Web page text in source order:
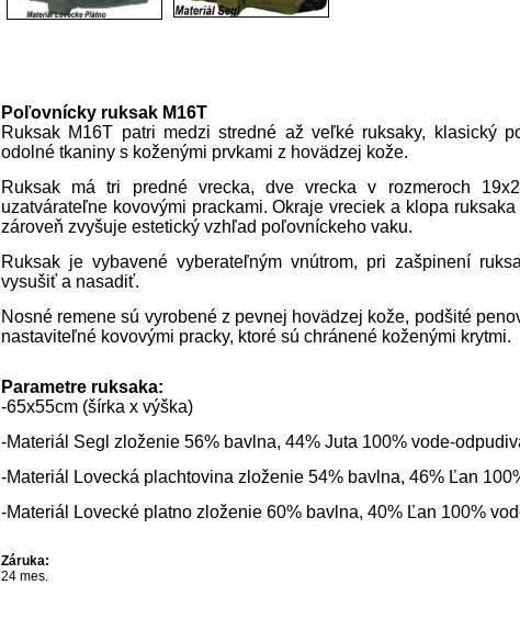
Poľovnícky ruksak M16T
Ruksak M16T patri medzi stredné až veľké ruksaky, klasický
odolné tkaniny s koženými prvkami z hovädzej kože.
Ruksak má tri predné vrecka, dve vrecka v rozmeroch
uzatvárateľne kovovými prackami. Okraje vreciek a klopa
zároveň zvyšuje estetický vzhľad poľovníckeho vaku.
Ruksak je vybavené vyberateľným vnútrom, pri zašpinení
vysušiť a nasadiť.
Nosné remene sú vyrobené z pevnej hovädzej kože, podšité
nastaviteľné kovovými pracky, ktoré sú chránené koženými krytmi.
Parametre ruksaka:
-65x55cm (šírka x výška)
-Materiál Segl zloženie 56% bavlna, 44% Juta 100% vode-
-Materiál Lovecká plachtovina zloženie 54% bavlna, 46% Ľan
-Materiál Lovecké platno zloženie 60% bavlna, 40% Ľan 100%
Záruka:
24 mes.